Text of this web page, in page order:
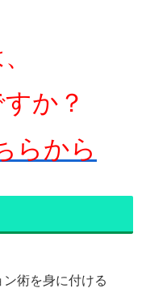
か？
らから
術を身に付ける